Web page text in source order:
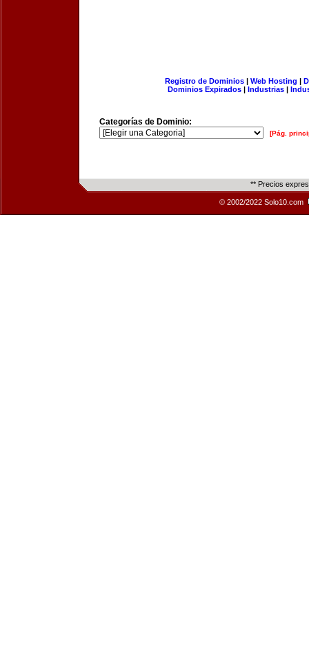
Registro de Dominios| Web Hosting |
Dominios Expirados | Industrias |
Categorías de Dominio:
[Pág.
** Precios
© 2002/2022 Solo10.com